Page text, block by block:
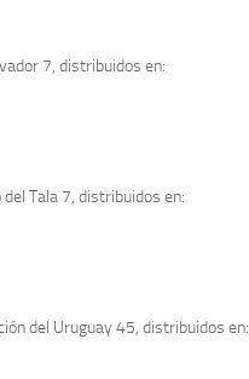
7, distribuidos en:
Tala 7, distribuidos en:
del Uruguay 45, distribuidos en: